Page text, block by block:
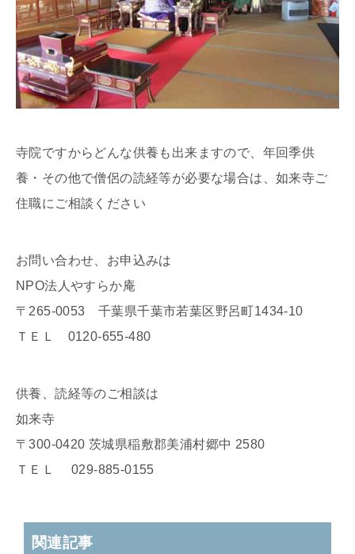
寺院ですからどんな供養も出来ますので、年回季供
養・その他で僧侶の読経等が必要な場合は、如来寺ご
住職にご相談ください
お問い合わせ、お申込みは
NPO法人やすらか庵
〒265-0053 千葉県千葉市若葉区野呂町1434-10
ＴＥＬ 0120-655-480
供養、読経等のご相談は
如来寺
〒300-0420 茨城県稲敷郡美浦村郷中 2580
ＴＥＬ 029-885-0155
関連記事